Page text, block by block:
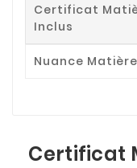
Certificat
Inclus
Nuance Matière
Certificat